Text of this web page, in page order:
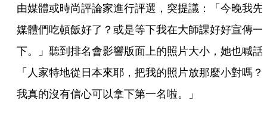
由媒體或時尚評論家進行評選，突提議：「今晚我先
媒體們吃頓飯好了？或是等下我在大師課好好宣傳一
下。」聽到排名會影響版面上的照片大小，她也喊話
「人家特地從日本來耶，把我的照片放那麼小對嗎？
我真的沒有信心可以拿下第一名啦。」